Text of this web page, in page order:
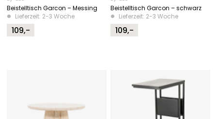
Beistelltisch Garcon – Messing
Lieferzeit: 2-3 Woche
109,-
Beistelltisch Garcon – schwarz
Lieferzeit: 2-3 Woche
109,-